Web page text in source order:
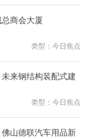
商会大厦
类型：今日焦点
来钢结构装配式建
类型：今日焦点
山德联汽车用品新